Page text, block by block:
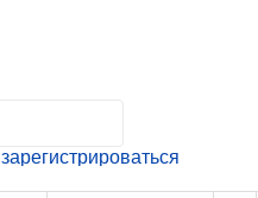
зарегистрироваться